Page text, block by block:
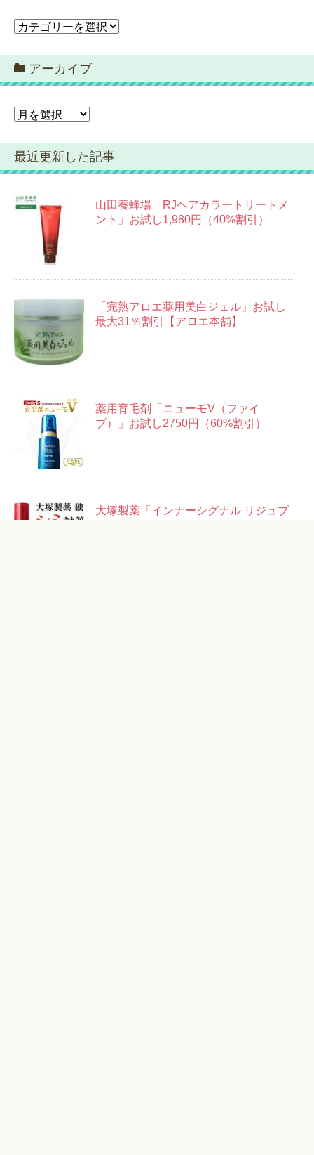
カ
ゴ
リ
ー
アーカイブ
ア
カ
イ
ブ
最近更新した記事
山田養蜂場「RJヘアカラートリートメ
ント」お試し1,980円（40%割引）
「完熟アロエ薬用美白ジェル」お試し
最大31％割引【アロエ本舗】
薬用育毛剤「ニューモV（ファイ
ブ）」お試し2750円（60%割引）
大塚製薬「インナーシグナル リジュブ